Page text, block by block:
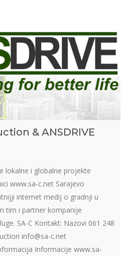
& ANSDRIVE
lokalne i globalne projekte
www.sa-c.net Sarajevo
internet medij o gradnji u
tim i partner kompanije
SA-C Kontakt: Nazovi 061 248
info@sa-c.net
Informacije www.sa-